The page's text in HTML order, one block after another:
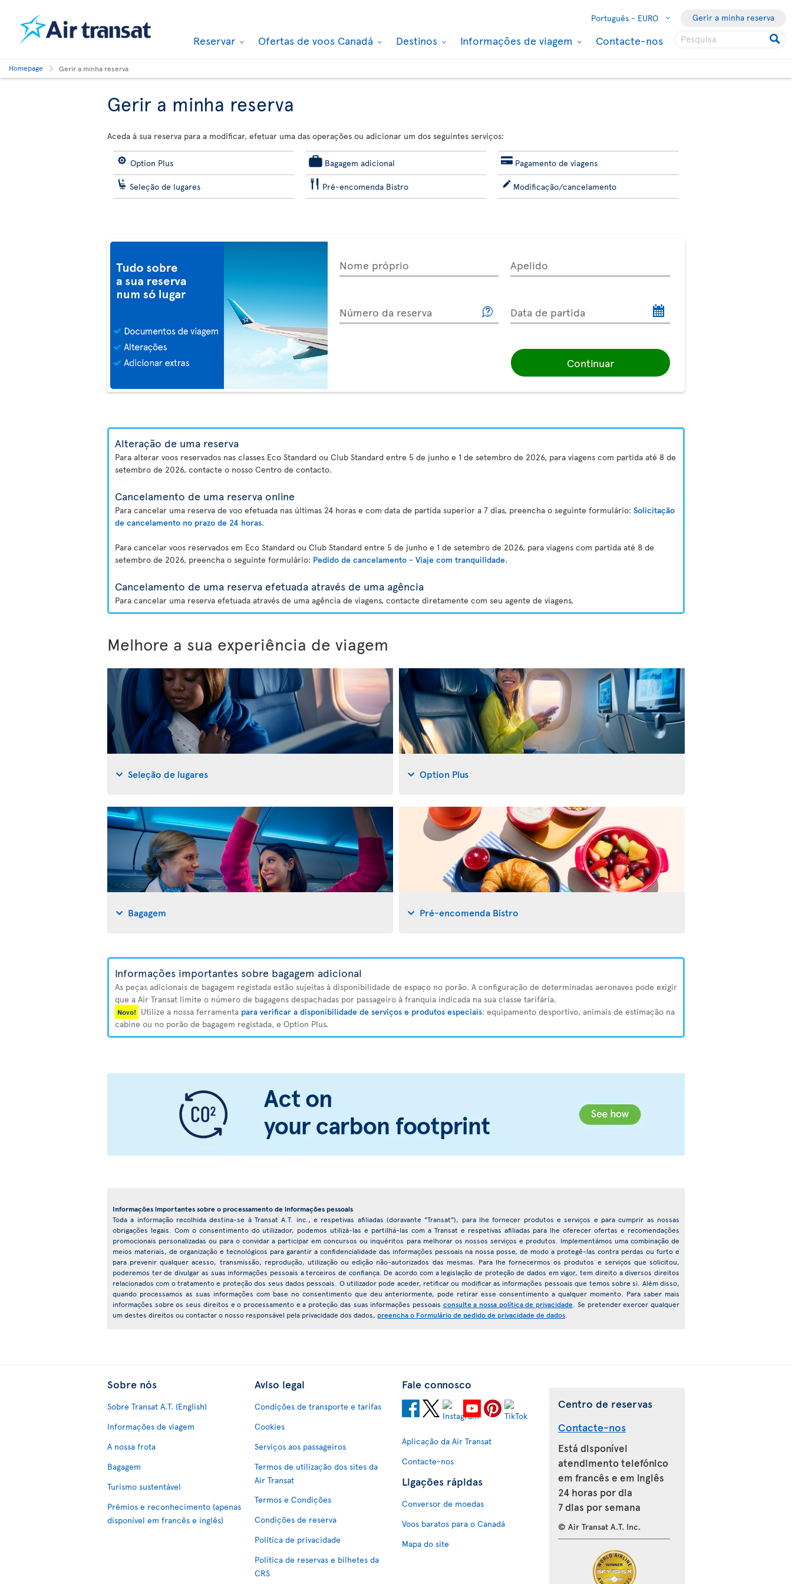
Português - EURO Gerir a minha reserva
Reservar Ofertas de voos Canadá Destinos Informações de viagem Contacte-nos
Homepage Gerir a minha reserva
Gerir a minha reserva
Aceda à sua reserva para a modificar, efetuar uma das operações ou adicionar um dos seguintes serviços:
Option Plus Bagagem adicional Pagamento de viagens
Seleção de lugares Pré-encomenda Bistro Modificação/cancelamento
Nome próprio Apelido
Número da reserva Data de partida
Continuar
Alteração de uma reserva
Para alterar voos reservados nas classes Eco Standard ou Club Standard entre 5 de junho e 1 de setembro de 2026, para viagens com partida até 8 de
setembro de 2026, contacte o nosso Centro de contacto.
Cancelamento de uma reserva online
Para cancelar uma reserva de voo efetuada nas últimas 24 horas e com data de partida superior a 7 dias, preencha o seguinte formulário: Solicitação
de cancelamento no prazo de 24 horas.
Para cancelar voos reservados em Eco Standard ou Club Standard entre 5 de junho e 1 de setembro de 2026, para viagens com partida até 8 de
setembro de 2026, preencha o seguinte formulário: Pedido de cancelamento - Viaje com tranquilidade.
Cancelamento de uma reserva efetuada através de uma agência
Para cancelar uma reserva efetuada através de uma agência de viagens, contacte diretamente com seu agente de viagens.
Melhore a sua experiência de viagem
Seleção de lugares Option Plus
Bagagem Pré-encomenda Bistro
Informações importantes sobre bagagem adicional
As peças adicionais de bagagem registada estão sujeitas à disponibilidade de espaço no porão. A configuração de determinadas aeronaves pode exigir
que a Air Transat limite o número de bagagens despachadas por passageiro à franquia indicada na sua classe tarifária.
Novo! Utilize a nossa ferramenta para verificar a disponibilidade de serviços e produtos especiais: equipamento desportivo, animais de estimação na
cabine ou no porão de bagagem registada, e Option Plus.
Informações importantes sobre o processamento de informações pessoais
Toda a informação recolhida destina-se à Transat A.T. inc., e respetivas afiliadas (doravante "Transat"), para lhe fornecer produtos e serviços e para cumprir as nossas
obrigações legais. Com o consentimento do utilizador, podemos utilizá-las e partilhá-las com a Transat e respetivas afiliadas para lhe oferecer ofertas e recomendações
promocionais personalizadas ou para o convidar a participar em concursos ou inquéritos para melhorar os nossos serviços e produtos. Implementámos uma combinação de
meios materiais, de organização e tecnológicos para garantir a confidencialidade das informações pessoais na nossa posse, de modo a protegê-las contra perdas ou furto e
para prevenir qualquer acesso, transmissão, reprodução, utilização ou edição não-autorizados das mesmas. Para lhe fornecermos os produtos e serviços que solicitou,
poderemos ter de divulgar as suas informações pessoais a terceiros de confiança. De acordo com a legislação de proteção de dados em vigor, tem direito a diversos direitos
relacionados com o tratamento e proteção dos seus dados pessoais. O utilizador pode aceder, retificar ou modificar as informações pessoais que temos sobre si. Além disso,
quando processamos as suas informações com base no consentimento que deu anteriormente, pode retirar esse consentimento a qualquer momento. Para saber mais
informações sobre os seus direitos e o processamento e a proteção das suas informações pessoais consulte a nossa política de privacidade . Se pretender exercer qualquer
um destes direitos ou contactar o nosso responsável pela privacidade dos dados, preencha o Formulário de pedido de privacidade de dados
Sobre nós
Sobre Transat A.T. (English)
Informações de viagem
A nossa frota
Bagagem
Turismo sustentável
Prémios e reconhecimento (apenas
disponível em francês e inglês)
Aviso legal
Condições de transporte e tarifas
Cookies
Serviços aos passageiros
Termos de utilização dos sites da
Air Transat
Termos e Condições
Condições de reserva
Política de privacidade
Política de reservas e bilhetes da
CRS
Fale connosco
Aplicação da Air Transat
Contacte-nos
Ligações rápidas
Conversor de moedas
Voos baratos para o Canadá
Mapa do site
Centro de reservas
Contacte-nos
Está disponível
atendimento telefónico
em francês e em inglês
24 horas por dia
7 dias por semana
© Air Transat A.T. Inc.